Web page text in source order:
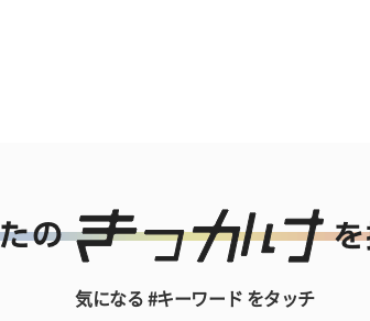
気になる #キーワード をタッチ